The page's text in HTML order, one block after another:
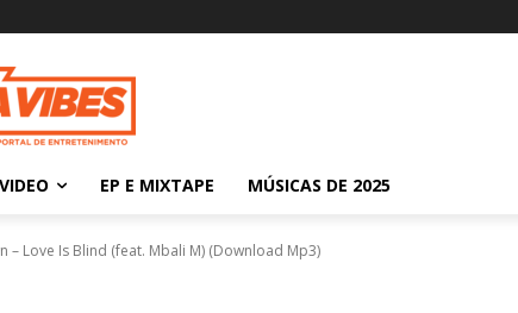
VIDEO EP E MIXTAPE MÚSICAS DE 2025
– Love Is Blind (feat. Mbali M) (Download Mp3)